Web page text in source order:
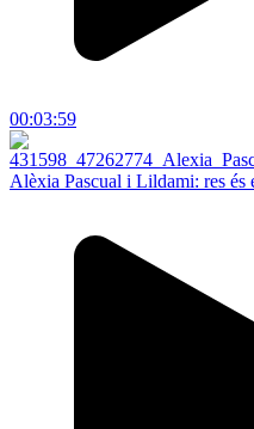
00:03:59
Alèxia Pascual i Lildami: res és